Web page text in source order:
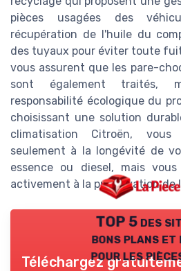
pièces usagées des
récupération de l'huile du
des tuyaux pour éviter toute
vous assurent que les pare-
sont également traités,
responsabilité écologique du
choisissant une solution
climatisation Citroën,
seulement à la longévité de
essence ou diesel, mais
activement à la préservation de
TOP 5 des
bons plans et
pour les
Téléchargez